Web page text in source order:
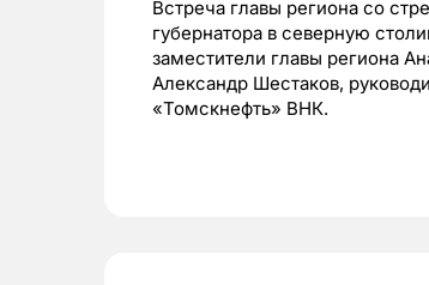
Встреча главы региона со
губернатора в северную
заместители главы региона
Александр Шестаков,
«Томскнефть» ВНК.